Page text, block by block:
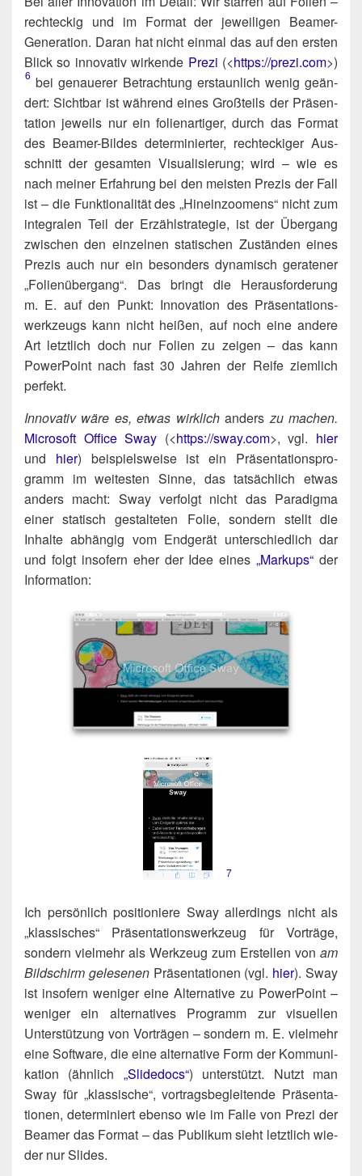
recht­eckig und im For­mat der jewei­li­gen Bea­mer-
Gene­ra­ti­on. Dar­an hat nicht ein­mal das auf den ers­ten
Blick so inno­va­tiv wir­ken­de Pre­zi (<https://​pre​zi​.com>)​
6 bei genaue­rer Betrach­tung erstaun­lich wenig geän­
dert: Sicht­bar ist wäh­rend eines Groß­teils der Prä­sen­
ta­ti­on jeweils nur ein foli­en­ar­ti­ger, durch das For­mat
des Bea­mer-Bil­des deter­mi­nier­ter, recht­ecki­ger Aus­
schnitt der gesam­ten Visua­li­sie­rung; wird – wie es
nach mei­ner Erfah­rung bei den meis­ten Pre­zis der Fall
ist – die Funk­tio­na­li­tät des „Hin­ein­zoo­mens“ nicht zum
inte­gra­len Teil der Erzähl­stra­te­gie, ist der Über­gang
zwi­schen den ein­zel­nen sta­ti­schen Zustän­den eines
Pre­zis auch nur ein beson­ders dyna­misch gera­te­ner
„Foli­en­über­gang“. Das bringt die Her­aus­for­de­rung
m. E. auf den Punkt: Inno­va­ti­on des Prä­sen­ta­ti­ons­
werk­zeugs kann nicht hei­ßen, auf noch eine ande­re
Art letzt­lich doch nur Foli­en zu zei­gen – das kann
Power­Point nach fast 30 Jah­ren der Rei­fe ziem­lich
perfekt.
Inno­va­tiv wäre es, etwas wirk­lichanderszu machen.
Micro­soft Office Sway (<https://​sway​.com>, vgl. hier
und hier) bei­spiels­wei­se ist ein Prä­sen­ta­ti­ons­pro­
gramm im wei­tes­ten Sin­ne, das tat­säch­lich etwas
anders macht: Sway ver­folgt nicht das Para­dig­ma
einer sta­tisch gestal­te­ten Folie, son­dern stellt die
Inhal­te abhän­gig vom End­ge­rät unter­schied­lich dar
und folgt inso­fern eher der Idee eines„Mar­kups“ der
Information:
7
Ich per­sön­lich posi­tio­nie­re Sway aller­dings nicht als
„klas­si­sches“ Prä­sen­ta­ti­ons­werk­zeug für Vor­trä­ge,
son­dern viel­mehr als Werk­zeug zum Erstel­len von am
Bild­schirm gele­se­nenPrä­sen­ta­tio­nen (vgl. hier). Sway
ist inso­fern weni­ger eine Alter­na­ti­ve zu Power­Point –
weni­ger ein alter­na­ti­ves Pro­gramm zur visu­el­len
Unter­stüt­zung von Vor­trä­gen – son­dern m. E. viel­mehr
eine Soft­ware, die eine alter­na­ti­ve Form der Kom­mu­ni­
ka­ti­on (ähn­lich „Slide­docs“) unter­stützt. Nutzt man
Sway für „klas­si­sche“, vor­trags­be­glei­ten­de Prä­sen­ta­
tio­nen, deter­mi­niert eben­so wie im Fal­le von Pre­zi der
Bea­mer das For­mat – das Publi­kum sieht letzt­lich wie­
der nur Slides.